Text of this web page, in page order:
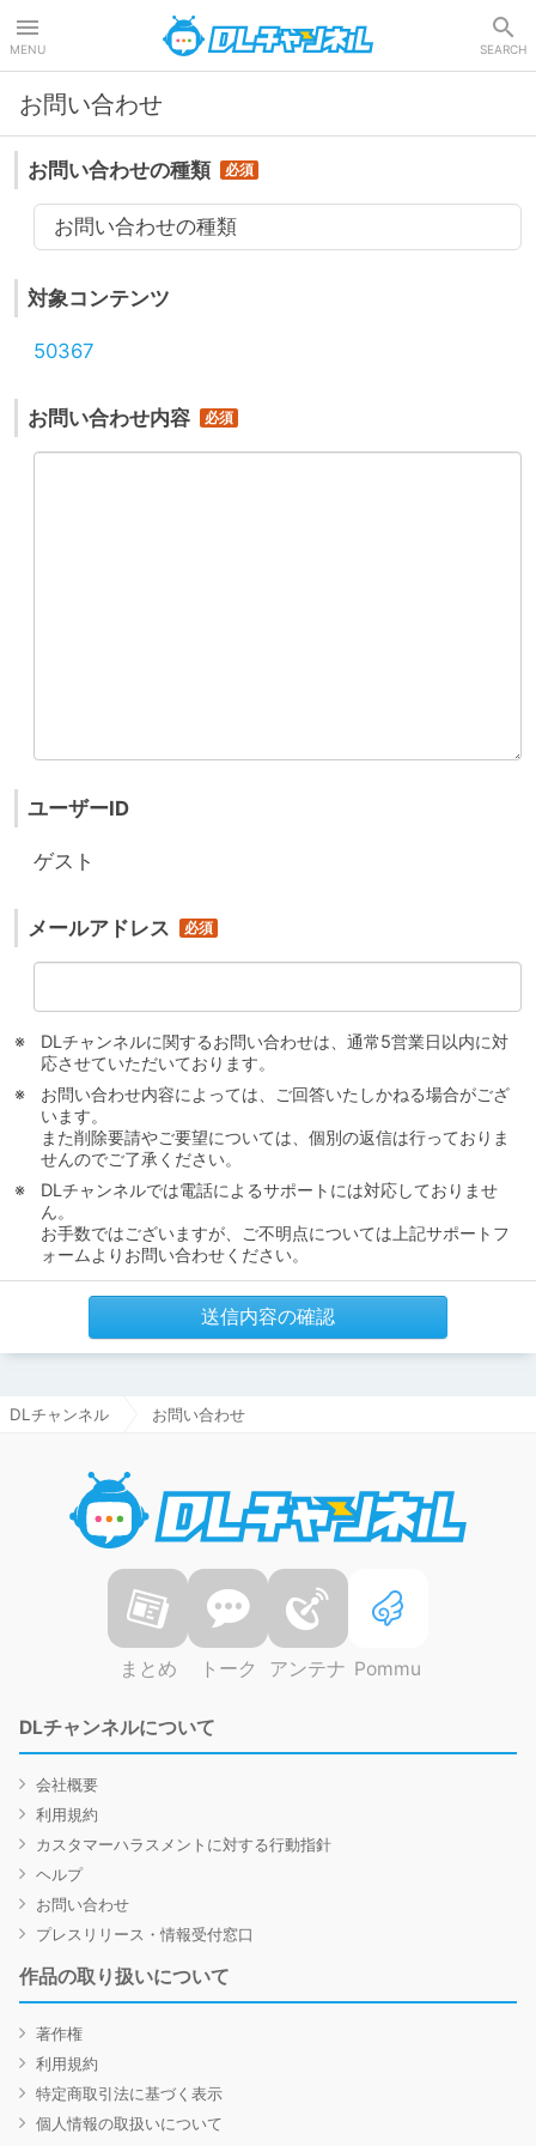
MENU SEARCH
お問い合わせ
お問い合わせの種類
お問い合わせの種類
対象コンテンツ
50367
お問い合わせ内容
ユーザーID
ゲスト
メールアドレス
DLチャンネルに関するお問い合わせは、通常5営業日以内に対
応させていただいております。
お問い合わせ内容によっては、ご回答いたしかねる場合がござ
います。
また削除要請やご要望については、個別の返信は行っておりま
せんのでご了承ください。
DLチャンネルでは電話によるサポートには対応しておりませ
ん。
お手数ではございますが、ご不明点については上記サポートフ
ォームよりお問い合わせください。
送信内容の確認
DLチャンネル お問い合わせ
まとめ トーク アンテナ Pommu
DLチャンネルについて
会社概要
利用規約
カスタマーハラスメントに対する行動指針
ヘルプ
お問い合わせ
プレスリリース・情報受付窓口
作品の取り扱いについて
著作権
利用規約
特定商取引法に基づく表示
個人情報の取扱いについて